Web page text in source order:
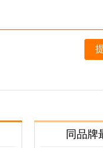
同品牌